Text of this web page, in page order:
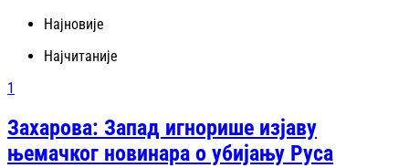
Најновије
Најчитаније
1
Захарова: Запад игнорише изјаву
њемачког новинара о убијању Руса